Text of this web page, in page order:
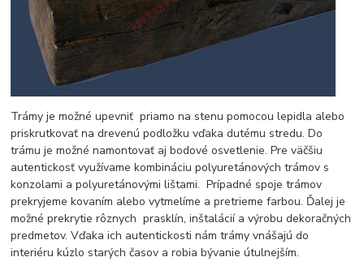
Trámy je možné upevniť priamo na stenu pomocou lepidla alebo
priskrutkovať na drevenú podložku vďaka dutému stredu. Do
trámu je možné namontovať aj bodové osvetlenie. Pre väčšiu
autentickosť využívame kombináciu polyuretánových trámov s
konzolami a polyuretánovými lištami. Prípadné spoje trámov
prekryjeme kovaním alebo vytmelíme a pretrieme farbou. Ďalej je
možné prekrytie rôznych prasklín, inštalácií a výrobu dekoračných
predmetov. Vďaka ich autentickosti nám trámy vnášajú do
interiéru kúzlo starých časov a robia bývanie útulnejším.